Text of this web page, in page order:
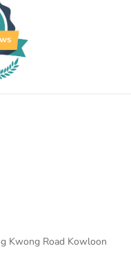
Kwong Road Kowloon